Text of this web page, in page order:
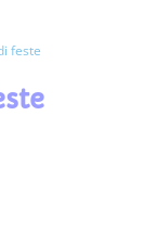
feste